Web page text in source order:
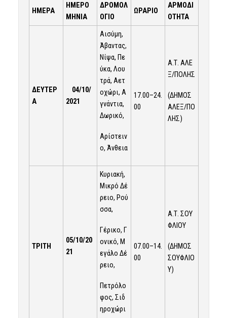
ΗΜΕΡΑ
ΗΜΕΡΟ
ΜΗΝΙΑ
ΔΡΟΜΟΛ
ΟΓΙΟ
ΩΡΑΡΙΟ
ΑΡΜΟΔΙ
ΟΤΗΤΑ
ΔΕΥΤΕΡ
Α
04/10/
2021
Αισύμη,
Άβαντας,
Νίψα, Πε
ύκα, Λου
τρά, Αετ
οχώρι, Α
γνάντια,
Δωρικό,
Αρίστειν
ο, Άνθεια
17.00–24.
00
Α.Τ. ΑΛΕ
Ξ/ΠΟΛΗΣ
(ΔΗΜΟΣ
ΑΛΕΞ/ΠΟ
ΛΗΣ)
ΤΡΙΤΗ
05/10/20
21
Κυριακή,
Μικρό Δέ
ρειο, Ρού
σσα,
Γέρικο, Γ
ονικό, Μ
εγάλο Δέ
ρειο,
Πετρόλο
φος, Σιδ
ηροχώρι
07.00–14.
00
Α.Τ. ΣΟΥ
ΦΛΙΟΥ
(ΔΗΜΟΣ
ΣΟΥΦΛΙΟ
Υ)